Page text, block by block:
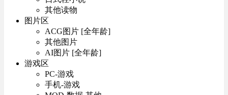
其他读物
图片区
ACG图片 [全年龄]
其他图片
AI图片 [全年龄]
游戏区
PC-游戏
手机-游戏